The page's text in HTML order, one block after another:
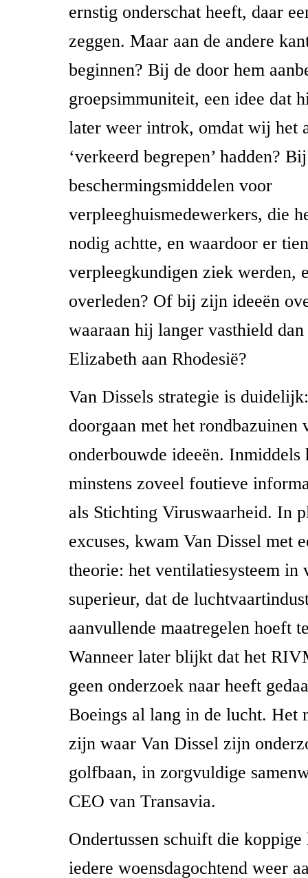
ernstig onderschat heeft, daar
zeggen. Maar aan de andere
beginnen? Bij de door hem
groepsimmuniteit, een idee dat
later weer introk, omdat wij het
‘verkeerd begrepen’ hadden?
beschermingsmiddelen voor
verpleeghuismedewerkers, die
nodig achtte, en waardoor er
verpleegkundigen ziek werden,
overleden? Of bij zijn ideeën
waaraan hij langer vasthield
Elizabeth aan Rhodesië?
Van Dissels strategie is
doorgaan met het rondbazuinen
onderbouwde ideeën.
minstens zoveel foutieve
als Stichting Viruswaarheid. In
excuses, kwam Van Dissel met
theorie: het ventilatiesysteem in
superieur, dat de
aanvullende maatregelen hoeft
Wanneer later blijkt dat het
geen onderzoek naar heeft
Boeings al lang in de lucht. Het
zijn waar Van Dissel zijn
golfbaan, in zorgvuldige
CEO van Transavia.
Ondertussen schuift die
iedere woensdagochtend weer